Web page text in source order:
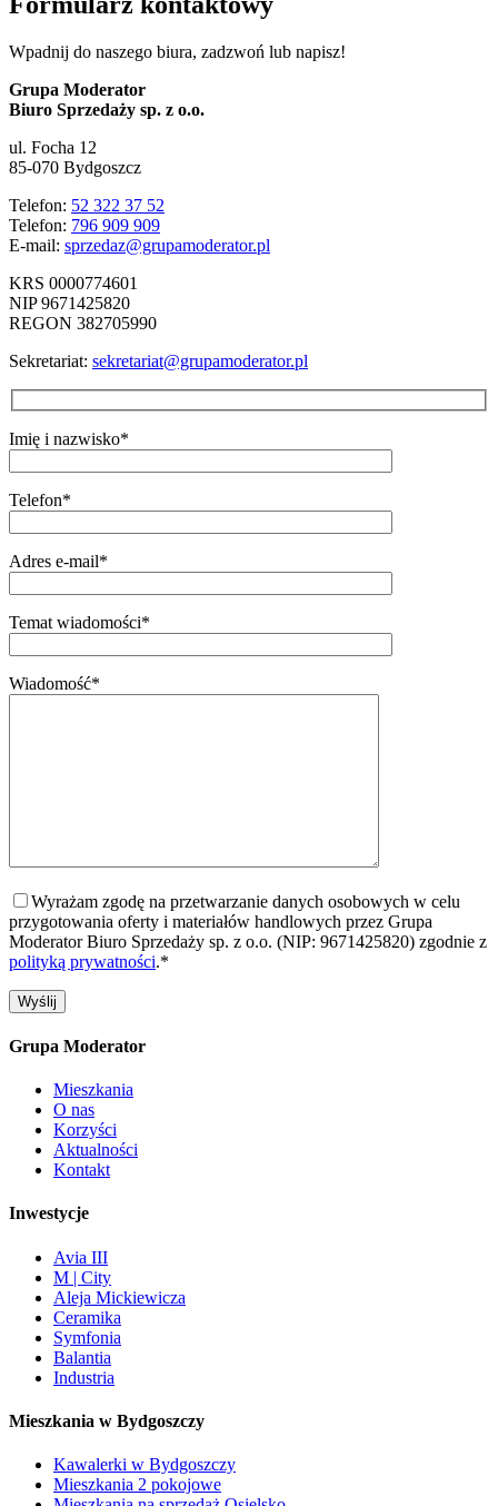
Wpadnij do naszego biura, zadzwoń lub napisz!
Grupa Moderator
Biuro Sprzedaży sp. z o.o.
ul. Focha 12
85-070 Bydgoszcz
Telefon: 52 322 37 52
Telefon: 796 909 909
E-mail: sprzedaz@grupamoderator.pl
KRS 0000774601
NIP 9671425820
REGON 382705990
Sekretariat: sekretariat@grupamoderator.pl
Imię i nazwisko*
Telefon*
Adres e-mail*
Temat wiadomości*
Wiadomość*
Wyrażam zgodę na przetwarzanie danych osobowych w celu
przygotowania oferty i materiałów handlowych przez Grupa
Moderator Biuro Sprzedaży sp. z o.o. (NIP: 9671425820) zgodnie z
polityką prywatności.*
Grupa Moderator
Mieszkania
O nas
Korzyści
Aktualności
Kontakt
Inwestycje
Avia III
M | City
Aleja Mickiewicza
Ceramika
Symfonia
Balantia
Industria
Mieszkania w Bydgoszczy
Kawalerki w Bydgoszczy
Mieszkania 2 pokojowe